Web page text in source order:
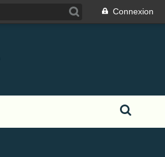
Connexion